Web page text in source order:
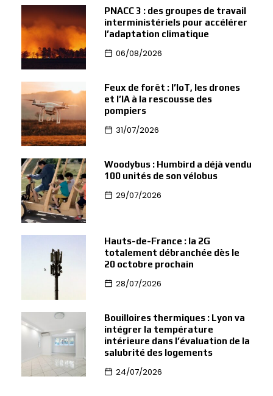
PNACC 3 : des groupes de travail
interministériels pour accélérer
l’adaptation climatique
06/08/2026
Feux de forêt : l’IoT, les drones
et l’IA à la rescousse des
pompiers
31/07/2026
Woodybus : Humbird a déjà vendu
100 unités de son vélobus
29/07/2026
Hauts-de-France : la 2G
totalement débranchée dès le
20 octobre prochain
28/07/2026
Bouilloires thermiques : Lyon va
intégrer la température
intérieure dans l’évaluation de la
salubrité des logements
24/07/2026